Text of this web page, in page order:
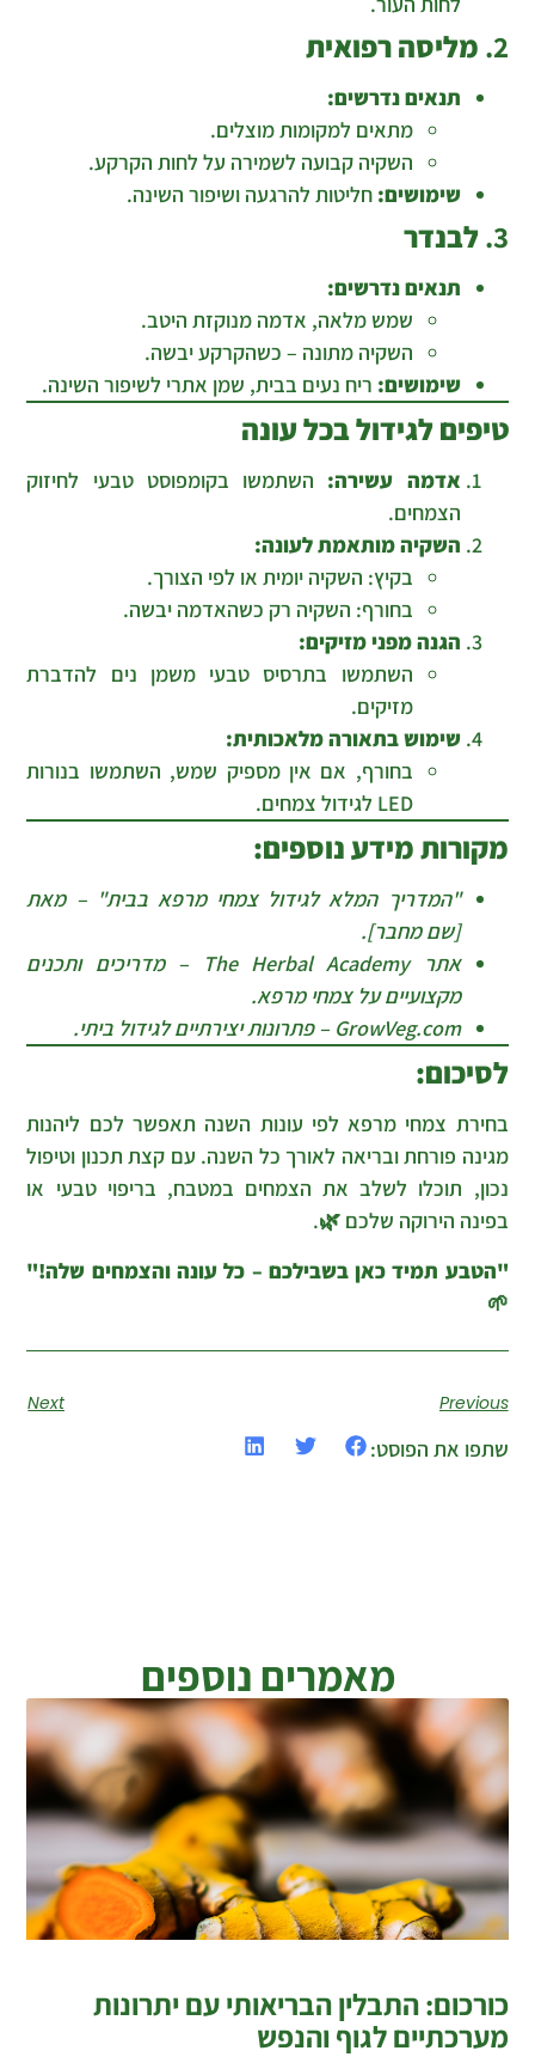
2. מליסה רפואית
תנאים נדרשים:
מתאים למקומות מוצלים.
השקיה קבועה לשמירה על לחות הקרקע.
שימושים: חליטות להרגעה ושיפור השינה.
3. לבנדר
תנאים נדרשים:
שמש מלאה, אדמה מנוקזת היטב.
השקיה מתונה – כשהקרקע יבשה.
שימושים: ריח נעים בבית, שמן אתרי לשיפור השינה.
טיפים לגידול בכל עונה
אדמה עשירה: השתמשו בקומפוסט טבעי לחיזוק
הצמחים.
השקיה מותאמת לעונה:
בקיץ: השקיה יומית או לפי הצורך.
בחורף: השקיה רק כשהאדמה יבשה.
הגנה מפני מזיקים:
השתמשו בתרסיס טבעי משמן נים להדברת
מזיקים.
שימוש בתאורה מלאכותית:
בחורף, אם אין מספיק שמש, השתמשו בנורות
LED לגידול צמחים.
מקורות מידע נוספים:
"המדריך המלא לגידול צמחי מרפא בבית" – מאת
[שם מחבר].
אתר The Herbal Academy – מדריכים ותכנים
מקצועיים על צמחי מרפא.
GrowVeg.com – פתרונות יצירתיים לגידול ביתי.
לסיכום:
בחירת צמחי מרפא לפי עונות השנה תאפשר לכם ליהנות
מגינה פורחת ובריאה לאורך כל השנה. עם קצת תכנון וטיפול
נכון, תוכלו לשלב את הצמחים במטבח, בריפוי טבעי או
בפינה הירוקה שלכם 🌿.
"הטבע תמיד כאן בשבילכם – כל עונה והצמחים שלה!"
🌱
Previous
Next
שתפו את הפוסט:
מאמרים נוספים
כורכום: התבלין הבריאותי עם יתרונות
מערכתיים לגוף והנפש